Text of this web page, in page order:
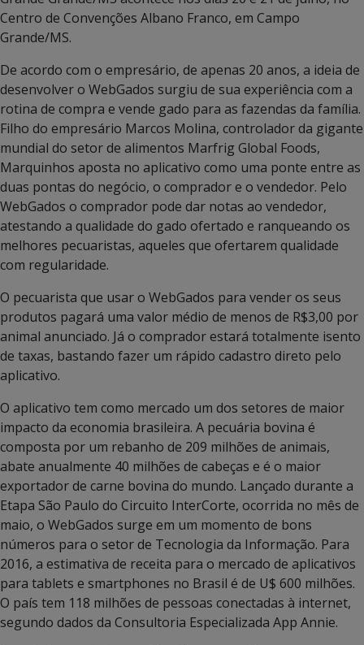
Centro de Convenções Albano Franco, em Campo
Grande/MS.
De acordo com o empresário, de apenas 20 anos, a ideia de
desenvolver o WebGados surgiu de sua experiência com a
rotina de compra e vende gado para as fazendas da família.
Filho do empresário Marcos Molina, controlador da gigante
mundial do setor de alimentos Marfrig Global Foods,
Marquinhos aposta no aplicativo como uma ponte entre as
duas pontas do negócio, o comprador e o vendedor. Pelo
WebGados o comprador pode dar notas ao vendedor,
atestando a qualidade do gado ofertado e ranqueando os
melhores pecuaristas, aqueles que ofertarem qualidade
com regularidade.
O pecuarista que usar o WebGados para vender os seus
produtos pagará uma valor médio de menos de R$3,00 por
animal anunciado. Já o comprador estará totalmente isento
de taxas, bastando fazer um rápido cadastro direto pelo
aplicativo.
O aplicativo tem como mercado um dos setores de maior
impacto da economia brasileira. A pecuária bovina é
composta por um rebanho de 209 milhões de animais,
abate anualmente 40 milhões de cabeças e é o maior
exportador de carne bovina do mundo. Lançado durante a
Etapa São Paulo do Circuito InterCorte, ocorrida no mês de
maio, o WebGados surge em um momento de bons
números para o setor de Tecnologia da Informação. Para
2016, a estimativa de receita para o mercado de aplicativos
para tablets e smartphones no Brasil é de U$ 600 milhões.
O país tem 118 milhões de pessoas conectadas à internet,
segundo dados da Consultoria Especializada App Annie.